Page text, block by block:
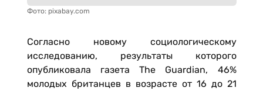
Фото: pixabay.com
Согласно новому социологическому
исследованию, результаты которого
опубликовала газета The Guardian, 46%
молодых британцев в возрасте от 16 до 21